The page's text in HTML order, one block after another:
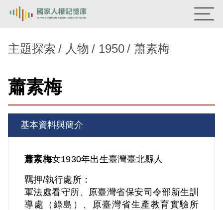
新生訓導處
主題探索
背景知識
關於我們
意見信箱
主題探索 人物 1950 蕭素梅
蕭素梅
基本資料與簡介
蕭素梅女1930年出生臺灣臺北縣人
羈押/執行處所：
軍法處看守所、原臺灣省保安司令部新生訓
導處（綠島）、原臺灣省生產教育實驗所